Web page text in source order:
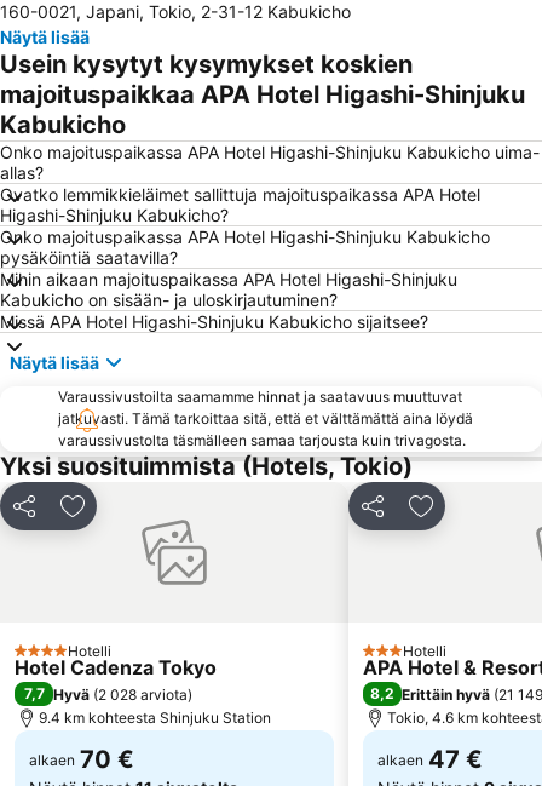
Taito
Asakusa Metro Station
Minato
Shinagawa Station
Akasaka Mitsuke Station
Ginza Metro Station
Roppongi Station
Ueno Metro Station
Shimokitazawa
Tokyo International Airport
Shinjuku Metro Station
Akasaka Station-Tokyo
Kichijoji Station
Nakano
Uneo
Shibuya Metro Station
Akasaka Metro Station
Shimbashi Metro Station
Kinshicho Station
Akihabara Metro Station
Kamata Station
Hamamatsucho station
Chiyoda
Haneda Airport Terminal 1 Station
Shinbashi Station
Tokyo Disney Resort
Shinjuku Sanchōme Metro Station
Okachimachi Station
Nakameguro Station
Akabane Station
160-0021, Japani, Tokio, 2-31-12 Kabukicho
Näytä lisää
Usein kysytyt kysymykset koskien
majoituspaikkaa APA Hotel Higashi-Shinjuku
Kabukicho
Onko majoituspaikassa APA Hotel Higashi-Shinjuku Kabukicho uima-
allas?
Ovatko lemmikkieläimet sallittuja majoituspaikassa APA Hotel
Higashi-Shinjuku Kabukicho?
Onko majoituspaikassa APA Hotel Higashi-Shinjuku Kabukicho
pysäköintiä saatavilla?
Mihin aikaan majoituspaikassa APA Hotel Higashi-Shinjuku
Kabukicho on sisään- ja uloskirjautuminen?
Missä APA Hotel Higashi-Shinjuku Kabukicho sijaitsee?
Näytä lisää
Varaussivustoilta saamamme hinnat ja saatavuus muuttuvat
jatkuvasti. Tämä tarkoittaa sitä, että et välttämättä aina löydä
varaussivustolta täsmälleen samaa tarjousta kuin trivagosta.
Yksi suosituimmista (Hotels, Tokio)
Jaa Lisää suosikkeihin
4 Tähtiluokitus
Hotelli
Hotel Cadenza Tokyo
7,7 Hyvä (2 028 arviota)
9.4 km kohteesta Shinjuku Station
alkaen 70 €
Jaa Lisää
3 Tähtiluokitus
Hotelli
APA Hotel &
8,2 Erittäin hyvä (21
Tokio, 4.6 km
alkaen 47 €